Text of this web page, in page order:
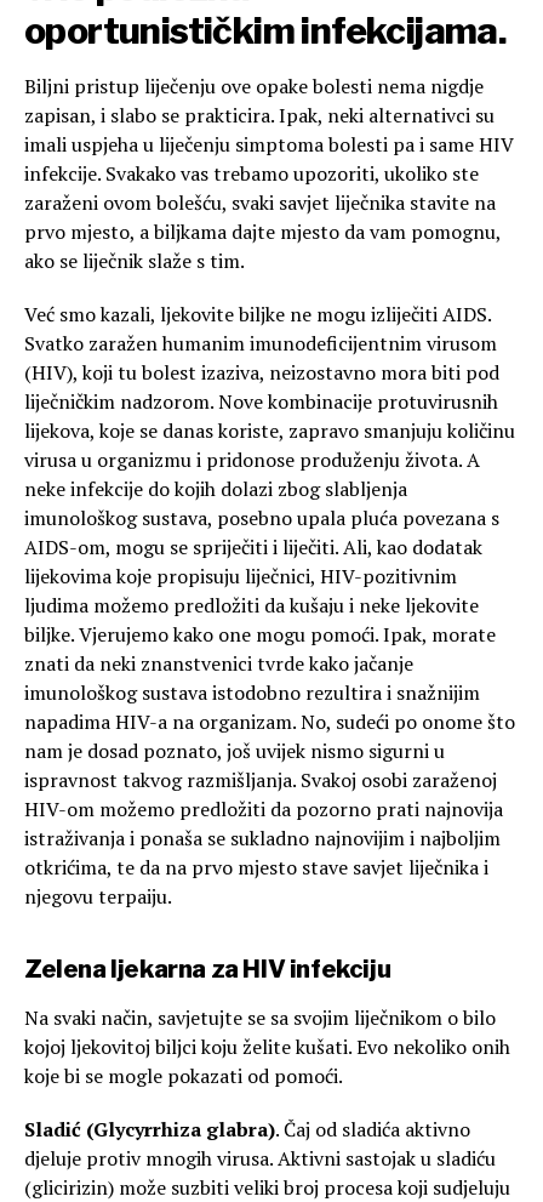
oportunističkim infekcijama.
Biljni pristup liječenju ove opake bolesti nema nigdje
zapisan, i slabo se prakticira. Ipak, neki alternativci su
imali uspjeha u liječenju simptoma bolesti pa i same HIV
infekcije. Svakako vas trebamo upozoriti, ukoliko ste
zaraženi ovom bolešću, svaki savjet liječnika stavite na
prvo mjesto, a biljkama dajte mjesto da vam pomognu,
ako se liječnik slaže s tim.
Već smo kazali, ljekovite biljke ne mogu izliječiti AIDS.
Svatko zaražen humanim imunodeficijentnim virusom
(HIV), koji tu bolest izaziva, neizostavno mora biti pod
liječničkim nadzorom. Nove kombinacije protuvirusnih
lijekova, koje se danas koriste, zapravo smanjuju količinu
virusa u organizmu i pridonose produženju života. A
neke infekcije do kojih dolazi zbog slabljenja
imunološkog sustava, posebno upala pluća povezana s
AIDS-om, mogu se spriječiti i liječiti. Ali, kao dodatak
lijekovima koje propisuju liječnici, HIV-pozitivnim
ljudima možemo predložiti da kušaju i neke ljekovite
biljke. Vjerujemo kako one mogu pomoći. Ipak, morate
znati da neki znanstvenici tvrde kako jačanje
imunološkog sustava istodobno rezultira i snažnijim
napadima HIV-a na organizam. No, sudeći po onome što
nam je dosad poznato, još uvijek nismo sigurni u
ispravnost takvog razmišljanja. Svakoj osobi zaraženoj
HIV-om možemo predložiti da pozorno prati najnovija
istraživanja i ponaša se sukladno najnovijim i najboljim
otkrićima, te da na prvo mjesto stave savjet liječnika i
njegovu terpaiju.
Zelena ljekarna za HIV infekciju
Na svaki način, savjetujte se sa svojim liječnikom o bilo
kojoj ljekovitoj biljci koju želite kušati. Evo nekoliko onih
koje bi se mogle pokazati od pomoći.
Sladić (Glycyrrhiza glabra). Čaj od sladića aktivno
djeluje protiv mnogih virusa. Aktivni sastojak u sladiću
(glicirizin) može suzbiti veliki broj procesa koji sudjeluju